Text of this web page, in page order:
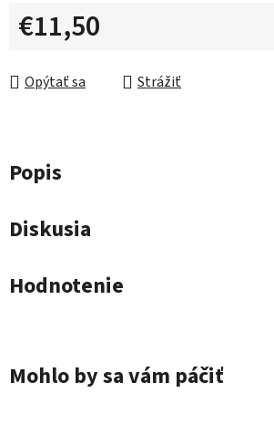
€11,50
Opýtať sa
Strážiť
Popis
Diskusia
Hodnotenie
Mohlo by sa vám páčiť